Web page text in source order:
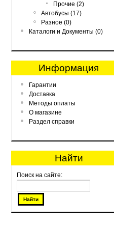
Прочие (2)
Автобусы (17)
Разное (0)
Каталоги и Документы (0)
Информация
Гарантии
Доставка
Методы оплаты
О магазине
Раздел справки
Найти
Поиск на сайте: